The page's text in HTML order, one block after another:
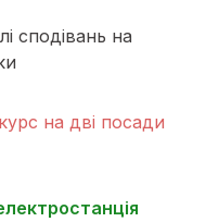
сподівань на
на дві посади